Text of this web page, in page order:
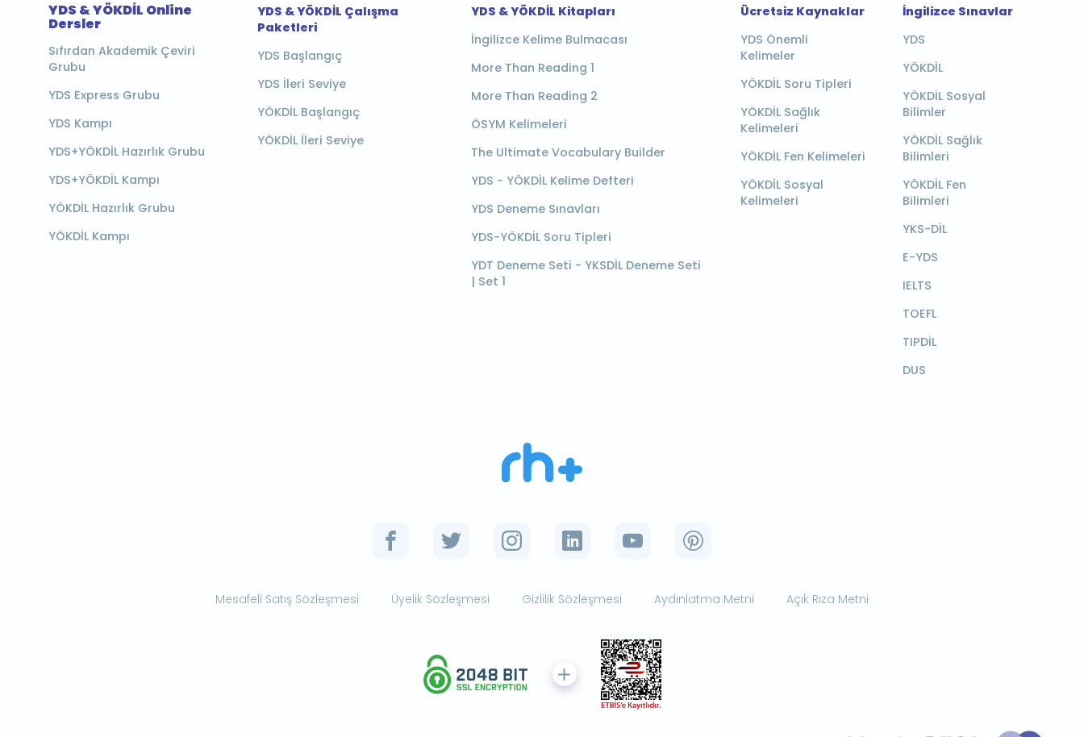
YDS & YÖKDİL Online
Dersler
Sıfırdan Akademik Çeviri
Grubu
YDS Express Grubu
YDS Kampı
YDS+YÖKDİL Hazırlık Grubu
YDS+YÖKDİL Kampı
YÖKDİL Hazırlık Grubu
YÖKDİL Kampı
YDS & YÖKDİL Çalışma
Paketleri
YDS Başlangıç
YDS İleri Seviye
YÖKDİL Başlangıç
YÖKDİL İleri Seviye
YDS & YÖKDİL Kitapları
İngilizce Kelime Bulmacası
More Than Reading 1
More Than Reading 2
ÖSYM Kelimeleri
The Ultimate Vocabulary Builder
YDS - YÖKDİL Kelime Defteri
YDS Deneme Sınavları
YDS-YÖKDİL Soru Tipleri
YDT Deneme Seti - YKSDİL Deneme Seti
| Set 1
Ücretsiz Kaynaklar
YDS Önemli
Kelimeler
YÖKDİL Soru Tipleri
YÖKDİL Sağlık
Kelimeleri
YÖKDİL Fen Kelimeleri
YÖKDİL Sosyal
Kelimeleri
İngilizce Sınavlar
YDS
YÖKDİL
YÖKDİL Sosyal
Bilimler
YÖKDİL Sağlık
Bilimleri
YÖKDİL Fen
Bilimleri
YKS-DİL
E-YDS
IELTS
TOEFL
TIPDİL
DUS
Mesafeli Satış Sözleşmesi Üyelik Sözleşmesi Gizlilik Sözleşmesi Aydınlatma Metni Açık Rıza Metni